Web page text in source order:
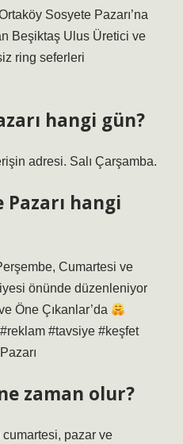
Sosyete Pazarı’na
Beşiktaş Ulus Üretici ve
ring seferleri
hangi gün?
adresi. Salı Çarşamba.
Pazarı hangi
Cumartesi ve
önünde düzenleniyor
Öne Çıkanlar’da
#tavsiye #keşfet
zaman olur?
cumartesi, pazar ve